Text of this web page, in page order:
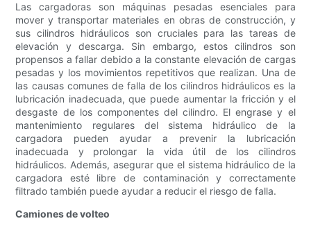
Las cargadoras son máquinas pesadas esenciales para
mover y transportar materiales en obras de construcción, y
sus cilindros hidráulicos son cruciales para las tareas de
elevación y descarga. Sin embargo, estos cilindros son
propensos a fallar debido a la constante elevación de cargas
pesadas y los movimientos repetitivos que realizan. Una de
las causas comunes de falla de los cilindros hidráulicos es la
lubricación inadecuada, que puede aumentar la fricción y el
desgaste de los componentes del cilindro. El engrase y el
mantenimiento regulares del sistema hidráulico de la
cargadora pueden ayudar a prevenir la lubricación
inadecuada y prolongar la vida útil de los cilindros
hidráulicos. Además, asegurar que el sistema hidráulico de la
cargadora esté libre de contaminación y correctamente
filtrado también puede ayudar a reducir el riesgo de falla.
Camiones de volteo